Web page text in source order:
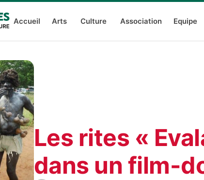
Accueil Arts Culture Association Equipe
Les rites «
dans un film-